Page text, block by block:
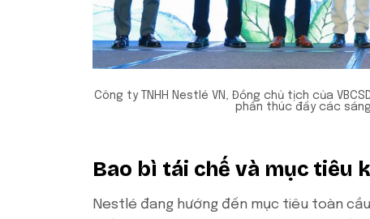
Công ty TNHH Nestlé VN, Đồng chủ tịch của
phần thúc đẩy các
Bao bì tái chế và mục tiêu
Nestlé đang hướng đến mục tiêu toàn